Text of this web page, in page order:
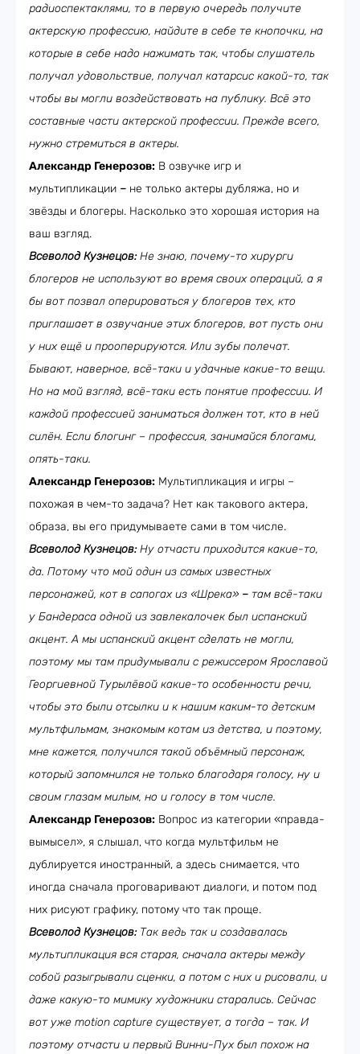
радиоспектаклями, то в первую очередь получите
актерскую профессию, найдите в себе те кнопочки, на
которые в себе надо нажимать так, чтобы слушатель
получал удовольствие, получал катарсис какой-то, так
чтобы вы могли воздействовать на публику. Всё это
составные части актерской профессии. Прежде всего,
нужно стремиться в актеры.
Александр Генерозов: В озвучке игр и
мультипликации – не только актеры дубляжа, но и
звёзды и блогеры. Насколько это хорошая история на
ваш взгляд.
Всеволод Кузнецов:Не знаю, почему-то хирурги
блогеров не используют во время своих операций, а я
бы вот позвал оперироваться у блогеров тех, кто
приглашает в озвучание этих блогеров, вот пусть они
у них ещё и прооперируются. Или зубы полечат.
Бывают, наверное, всё-таки и удачные какие-то вещи.
Но на мой взгляд, всё-таки есть понятие профессии. И
каждой профессией заниматься должен тот, кто в ней
силён. Если блогинг – профессия, занимайся блогами,
опять-таки.
Александр Генерозов: Мультипликация и игры –
похожая в чем-то задача? Нет как такового актера,
образа, вы его придумываете сами в том числе.
Всеволод Кузнецов:Ну отчасти приходится какие-то,
да. Потому что мой один из самых известных
персонажей, кот в сапогах из «Шрека» – там всё-таки
у Бандераса одной из завлекалочек был испанский
акцент. А мы испанский акцент сделать не могли,
поэтому мы там придумывали с режиссером Ярославой
Георгиевной Турылёвой какие-то особенности речи,
чтобы это были отсылки и к нашим каким-то детским
мультфильмам, знакомым котам из детства, и поэтому,
мне кажется, получился такой объёмный персонаж,
который запомнился не только благодаря голосу, ну и
своим глазам милым, но и голосу в том числе.
Александр Генерозов: Вопрос из категории «правда-
вымысел», я слышал, что когда мультфильм не
дублируется иностранный, а здесь снимается, что
иногда сначала проговаривают диалоги, и потом под
них рисуют графику, потому что так проще.
Всеволод Кузнецов:Так ведь так и создавалась
мультипликация вся старая, сначала актеры между
собой разыгрывали сценки, а потом с них и рисовали, и
даже какую-то мимику художники старались. Сейчас
вот уже motion capture существует, а тогда – так. И
поэтому отчасти и первый Винни-Пух был похож на